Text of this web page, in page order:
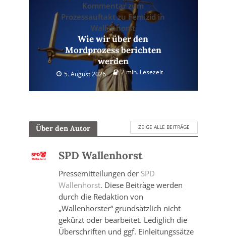
Kommentar zum
Prozessauftakt zu Femizid in
Wallenhorst
Wie wir über den
Mordprozess berichten
werden
5. August 2026 2 min. Lesezeit
Über den Autor ZEIGE ALLE BEITRÄGE
SPD Wallenhorst
Pressemitteilungen der SPD
Wallenhorst. Diese Beiträge werden
durch die Redaktion von
„Wallenhorster“ grundsätzlich nicht
gekürzt oder bearbeitet. Lediglich die
Überschriften und ggf. Einleitungssätze